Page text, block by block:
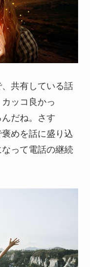
共有している話
ッコ良かっ
だね。さす
めを話に盛り込
って電話の継続